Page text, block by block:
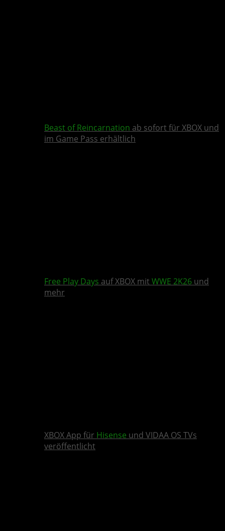
Beast of Reincarnation ab sofort für XBOX und
im Game Pass erhältlich
Free Play Days auf XBOX mit WWE 2K26 und
mehr
XBOX App für Hisense und VIDAA OS TVs
veröffentlicht